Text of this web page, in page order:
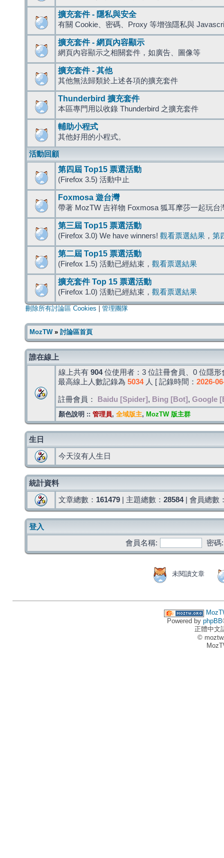
擴充套件 - 隱私與安全
有關 Cookie、密碼、Proxy 等增強隱私與
擴充套件 - 網頁內容顯示
網頁內容顯示之相關套件，如廣告、圖像等
擴充套件 - 其他
其他無法歸類於上述各項的擴充套件
Thunderbird 擴充套件
本區專門用以收錄 Thunderbird 之擴充套件
輔助小程式
其他好用的小程式。
活動回顧
第四屆 Top15 票選活動
(Firefox 3.5) 活動中止
Foxmosa 遊台灣
帶著 MozTW 吉祥物 Foxmosa 狐耳摩莎一起玩台
第三屆 Top15 票選活動
(Firefox 3.0) We have winners! 觀看票選結果 ， 第
第二屆 Top15 票選活動
(Firefox 1.5) 活動已經結束， 觀看票選結果
擴充套件 Top 15 票選活動
(Firefox 1.0) 活動已經結束， 觀看票選結果
刪除所有討論區 Cookies 管理團隊
MozTW» 討論區首頁
誰在線上
線上共有 904位使用者：3 位註冊會員、0 位隱
最高線上人數記錄為 5034人 [ 記錄時間： 2026-
註冊會員： Baidu [Spider] , Bing [Bot] , Google
顏色說明 :: 管理員, 全域版主, MozTW 版主群
生日
今天沒有人生日
統計資料
文章總數： 161479 | 主題總數： 28584| 會員總數
登入
會員名稱:
密碼:
未閱讀文章
Powered by phpBB
正體中文
©